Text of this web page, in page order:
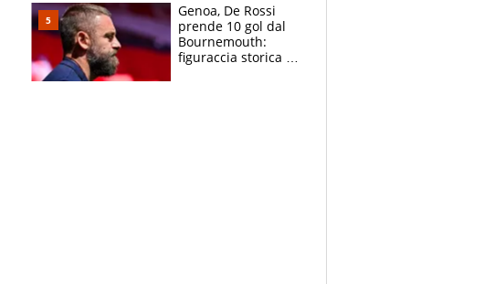
Genoa, De Rossi
prende 10 gol dal
Bournemouth:
figuraccia storica ed